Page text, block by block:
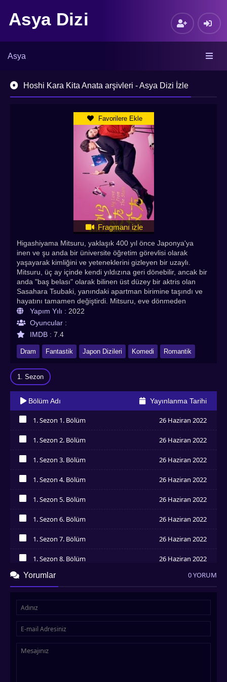
Asya Dizi
Asya
Hoshi Kara Kita Anata arşivleri - Asya Dizi İzle
Favorilere Ekle
Fragmanı izle
Higashiyama Mitsuru, yaklaşık 400 yıl önce Japonya'ya
inen ve şu anda bir üniversite öğretim görevlisi olarak
yaşayarak kimliğini ve yeteneklerini gizleyen bir uzaylı.
Mitsuru, üç ay içinde kendi yıldızına geri dönebilir, ancak bir
anda "baş belası" olarak bilinen üst düzey bir aktris olan
Sasahara Tsubaki, yanındaki apartman birimine taşındı ve
hayatını tamamen değiştirdi. Mitsuru, eve dönmeden
hemen önce Tsubaki'ye yavaş yavaş aşık olurken ikisi
arasında ne olacak? Hikaye herkese tanıdık gelecektir.
Kore yapımı ‘My Love from the Star’ dizisinin Japon
versiyonudur. Romantik fantastik 2022 Japonya yapımı
Hoshi Kara Kita Anata Türkçe altyazılı izle seçeneğiyle
sitemizde yer almaktadır. Hoshi Kara Kita Anata Türkçe
Altyazılı izle. En çok izlenen Asya dizileri, Kore dizileri, Çin
dizileri, Tayland dizileri , Çin dizileri, Asya dizileri, Hint
dizileri,Bl Dizileri Asyadiziizle.com adresinde!
Yapım Yılı : 2022
Oyuncular :
IMDB : 7.4
Dram Fantastik Japon Dizileri Komedi Romantik
1. Sezon
Bölüm Adı Yayınlanma Tarihi
1. Sezon 1. Bölüm 26 Haziran 2022
1. Sezon 2. Bölüm 26 Haziran 2022
1. Sezon 3. Bölüm 26 Haziran 2022
1. Sezon 4. Bölüm 26 Haziran 2022
1. Sezon 5. Bölüm 26 Haziran 2022
1. Sezon 6. Bölüm 26 Haziran 2022
1. Sezon 7. Bölüm 26 Haziran 2022
İzledim
1. Sezon 8. Bölüm 26 Haziran 2022
1. Sezon 9. Bölüm 26 Haziran 2022
İzledim
Yorumlar 0 YORUM